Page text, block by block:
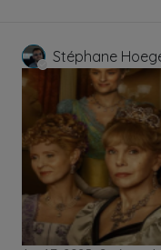
Stéphane